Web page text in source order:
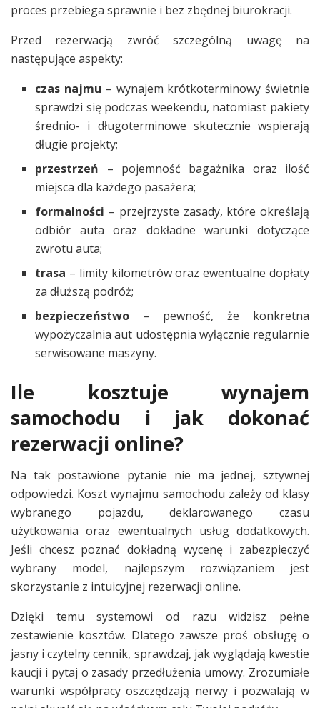
proces przebiega sprawnie i bez zbędnej biurokracji.
Przed rezerwacją zwróć szczególną uwagę na
następujące aspekty:
czas najmu – wynajem krótkoterminowy świetnie
sprawdzi się podczas weekendu, natomiast pakiety
średnio- i długoterminowe skutecznie wspierają
długie projekty;
przestrzeń – pojemność bagażnika oraz ilość
miejsca dla każdego pasażera;
formalności – przejrzyste zasady, które określają
odbiór auta oraz dokładne warunki dotyczące
zwrotu auta;
trasa – limity kilometrów oraz ewentualne dopłaty
za dłuższą podróż;
bezpieczeństwo – pewność, że konkretna
wypożyczalnia aut udostępnia wyłącznie regularnie
serwisowane maszyny.
Ile kosztuje wynajem
samochodu i jak dokonać
rezerwacji online?
Na tak postawione pytanie nie ma jednej, sztywnej
odpowiedzi. Koszt wynajmu samochodu zależy od klasy
wybranego pojazdu, deklarowanego czasu
użytkowania oraz ewentualnych usług dodatkowych.
Jeśli chcesz poznać dokładną wycenę i zabezpieczyć
wybrany model, najlepszym rozwiązaniem jest
skorzystanie z intuicyjnej rezerwacji online.
Dzięki temu systemowi od razu widzisz pełne
zestawienie kosztów. Dlatego zawsze proś obsługę o
jasny i czytelny cennik, sprawdzaj, jak wyglądają kwestie
kaucji i pytaj o zasady przedłużenia umowy. Zrozumiałe
warunki współpracy oszczędzają nerwy i pozwalają w